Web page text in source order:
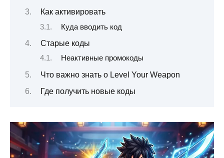
Как активировать
Куда вводить код
Старые коды
Неактивные промокоды
Что важно знать о Level Your Weapon
Где получить новые коды